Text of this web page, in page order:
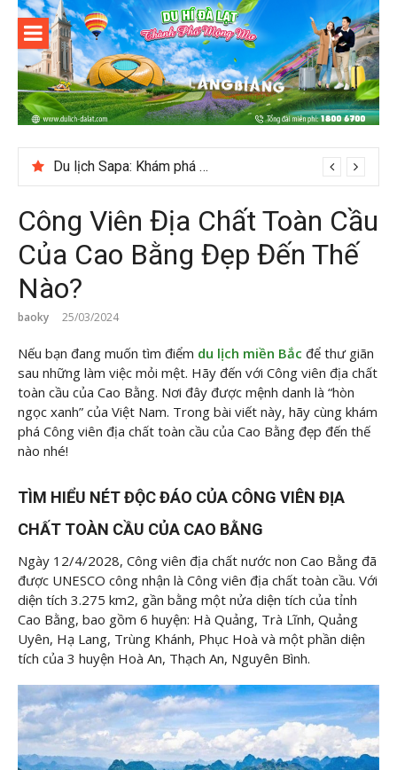
Skip
content
Du lịch Đà
Lạt
Du lịch Sapa: Khám phá bản Ý Linh Hồ độc đáo giữa Tây Bắc
Công Viên Địa Chất Toàn Cầu
Của Cao Bằng Đẹp Đến Thế
Nào?
baoky 25/03/2024
Nếu bạn đang muốn tìm điểm du lịch miền Bắc để thư giãn
sau những làm việc mỏi mệt. Hãy đến với Công viên địa chất
toàn cầu của Cao Bằng. Nơi đây được mệnh danh là “hòn
ngọc xanh” của Việt Nam. Trong bài viết này, hãy cùng khám
phá Công viên địa chất toàn cầu của Cao Bằng đẹp đến thế
nào nhé!
TÌM HIỂU NÉT ĐỘC ĐÁO CỦA CÔNG VIÊN ĐỊA
CHẤT TOÀN CẦU CỦA CAO BẰNG
Ngày 12/4/2028, Công viên địa chất nước non Cao Bằng đã
được UNESCO công nhận là Công viên địa chất toàn cầu. Với
diện tích 3.275 km2, gần bằng một nửa diện tích của tỉnh
Cao Bằng, bao gồm 6 huyện: Hà Quảng, Trà Lĩnh, Quảng
Uyên, Hạ Lang, Trùng Khánh, Phục Hoà và một phần diện
tích của 3 huyện Hoà An, Thạch An, Nguyên Bình.